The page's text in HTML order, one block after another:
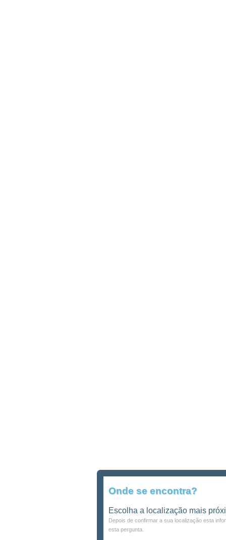
Onde se encontra?
Escolha a localização mais
Depois de confirmar a sua localização esta
esta pergunta.